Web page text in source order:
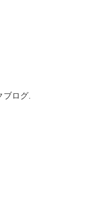
ログ.